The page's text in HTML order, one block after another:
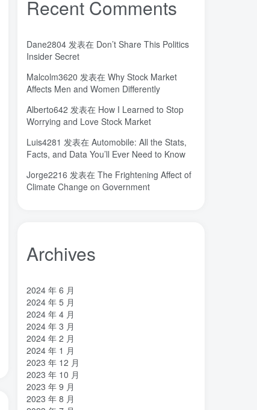
宝塔(2) 学术会议(0) 大国崛起(1)
命运(2) 吸引力法则(1) 君临 (1)
原位(35) 南海(2) 北京大学(1)
关键帧 全屏滚动(1)
亿万富翁 (2) 人生 (2) 乐愚分享(0)
stable diffusion(6) notionai(1) notion
Recent Comments
Dane2804 发表在 Don’t Share This Politics
Insider Secret
Malcolm3620 发表在 Why Stock Market
Affects Men and Women Differently
Alberto642 发表在 How I Learned to Stop
Worrying and Love Stock Market
Luis4281 发表在 Automobile: All the Stats,
Facts, and Data You’ll Ever Need to Know
Jorge2216 发表在 The Frightening Affect of
Climate Change on Government
Archives
2024 年 6 月
2024 年 5 月
2024 年 4 月
2024 年 3 月
2024 年 2 月
2024 年 1 月
2023 年 12 月
2023 年 10 月
2023 年 9 月
2023 年 8 月